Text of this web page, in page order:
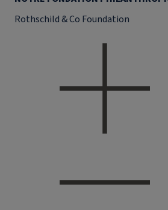
Rothschild & Co Foundation